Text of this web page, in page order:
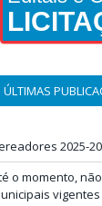
ÚLTIMAS
2025-
o momento,